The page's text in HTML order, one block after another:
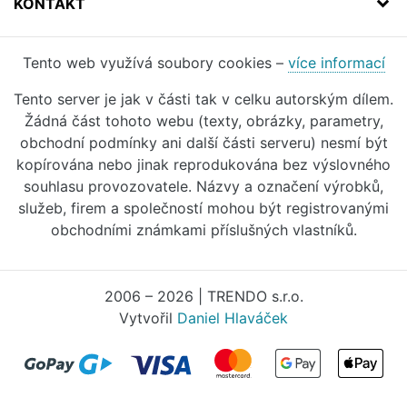
Tento web využívá soubory cookies – více informací
Tento server je jak v části tak v celku autorským dílem.
Žádná část tohoto webu (texty, obrázky, parametry,
obchodní podmínky ani další části serveru) nesmí být
kopírována nebo jinak reprodukována bez výslovného
souhlasu provozovatele. Názvy a označení výrobků,
služeb, firem a společností mohou být registrovanými
obchodními známkami příslušných vlastníků.
2006 – 2026 | TRENDO s.r.o.
Vytvořil Daniel Hlaváček